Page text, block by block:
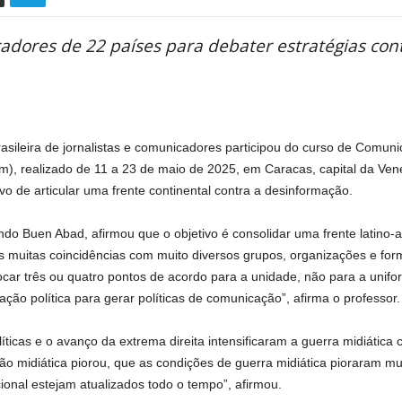
de 22 países para debater estratégias
de jornalistas e comunicadores participou do curso de
realizado de 11 a 23 de maio de 2025, em Caracas, capital da
de articular uma frente continental contra a desinformação.
Buen Abad, afirmou que o objetivo é consolidar uma frente latino-
muitas coincidências com muito diversos grupos, organizações e
três ou quatro pontos de acordo para a unidade, não para a
política para gerar políticas de comunicação”, afirma o professor.
e o avanço da extrema direita intensificaram a guerra midiática
midiática piorou, que as condições de guerra midiática pioraram
estejam atualizados todo o tempo”, afirmou.